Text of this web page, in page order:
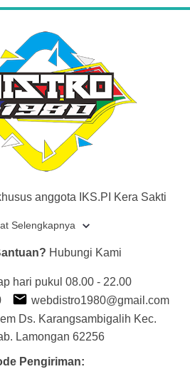
anggota IKS.PI Kera Sakti
Selengkapnya
Hubungi Kami
hari pukul 08.00 - 22.00
webdistro1980@gmail.com
Ds. Karangsambigalih Kec.
Lamongan 62256
Pengiriman: